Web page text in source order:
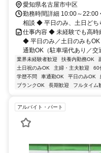
愛知県名古屋市中区
勤務時間詳細 10:00～
相談 ◆ 平日のみ、土日どち
仕事内容 ◆ 未経験でも高
◆ 平日のみ／土日のみも
通勤OK（駐車場代あり／交
業界未経験者歓迎 扶養内勤務OK
土日祝のみOK
主婦・主夫歓迎 60
学歴不問
車通勤OK 平日のみOK
ブランクOK
長期歓迎 フルタイム
アルバイト・パート